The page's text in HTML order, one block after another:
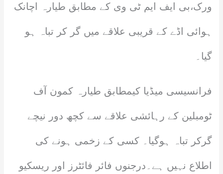
ورک،بی ایف ایم ٹی وی کے مطابق طیارہ اچانک
ہوائی اڈے کے قریبی علاقے میں گر کر تباہ ہو
گیا۔
فرانسیسی میڈیا کیمطابق طیارہ کمون آف
ٹومبلین کے رہائشی علاقے سے کچھ دور نیچے
گرکر تباہ ہوگیا۔ کسی کے زخمی ہونے کی
اطلاع نہیں ہے۔درجنوں فائر فائٹرز اور ریسکیو